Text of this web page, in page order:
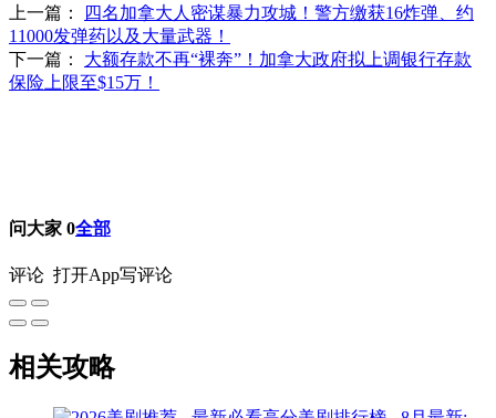
上一篇：
四名加拿大人密谋暴力攻城！警方缴获16炸弹、约
11000发弹药以及大量武器！
下一篇：
大额存款不再“裸奔”！加拿大政府拟上调银行存款
保险上限至$15万！
问大家 0全部
评论 打开App写评论
相关攻略